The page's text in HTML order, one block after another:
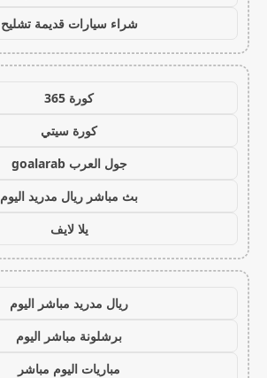
شراء سيارات قديمة تشليح
كورة 365
كورة سيتي
جول العرب goalarab
بث مباشر ريال مدريد اليوم
يلا لايف
ريال مدريد مباشر اليوم
برشلونة مباشر اليوم
مباريات اليوم مباشر